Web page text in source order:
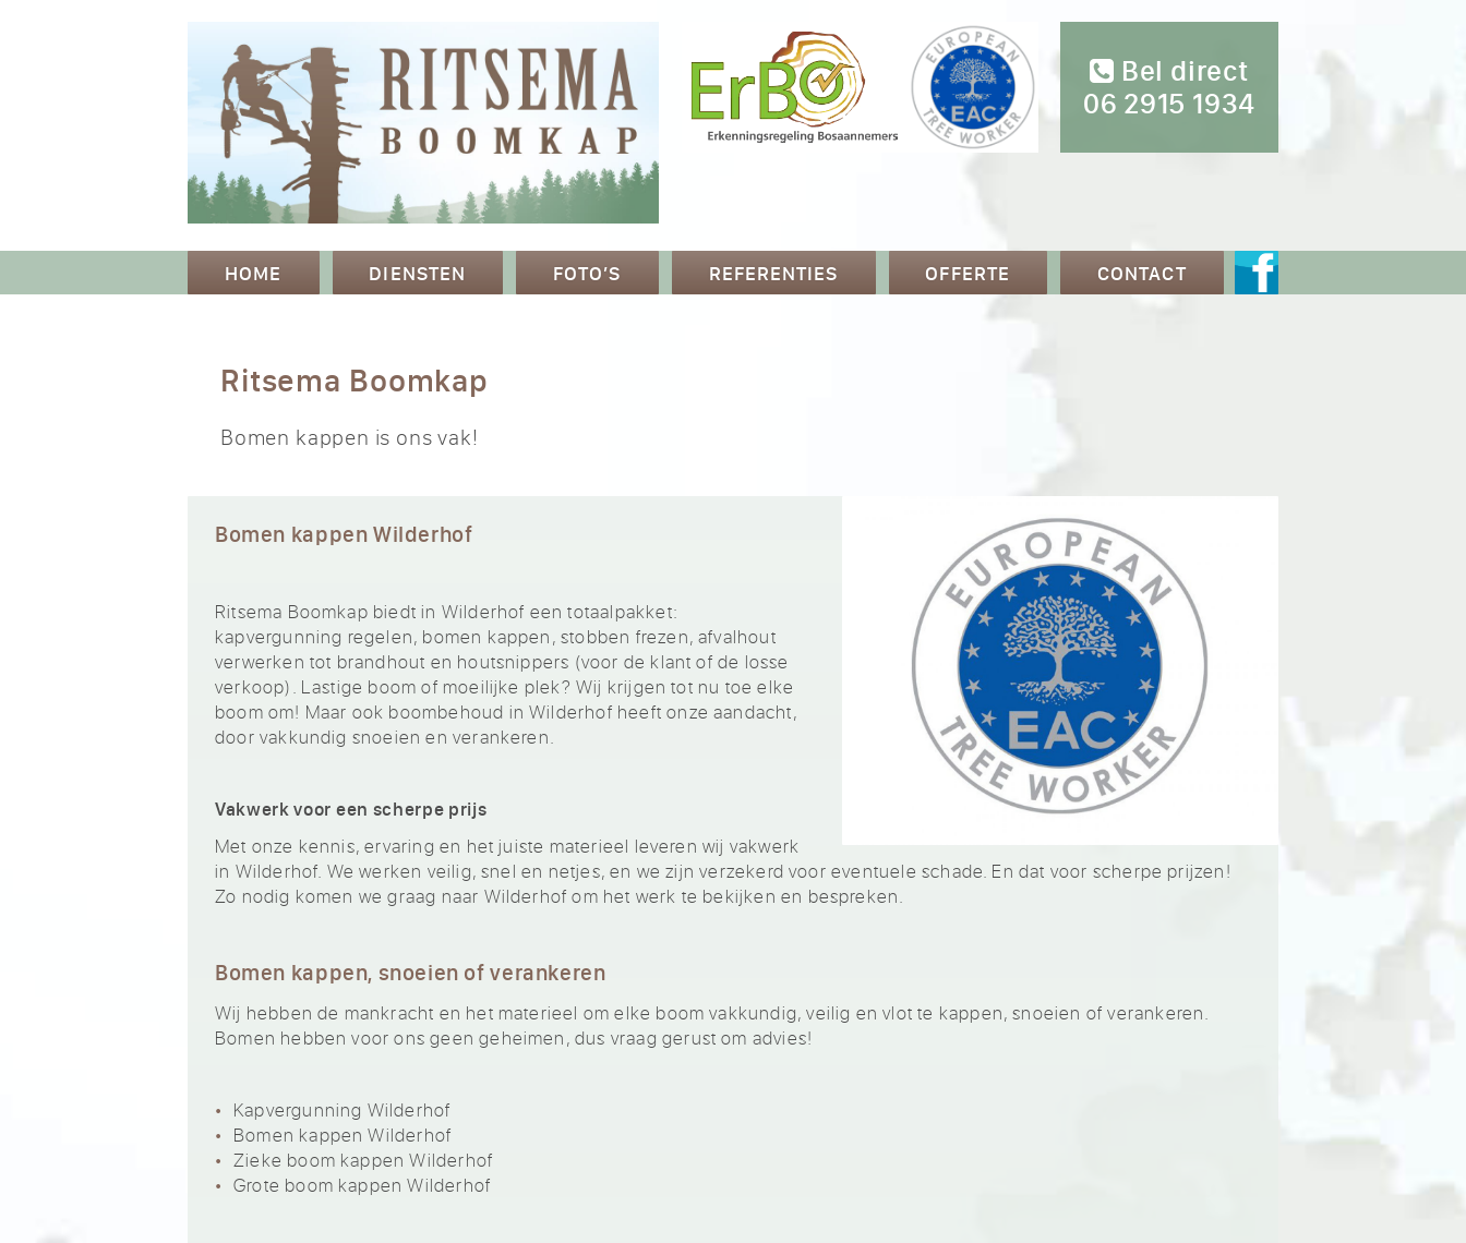
Bel direct
06 2915 1934
HOME DIENSTEN FOTO’S REFERENTIES OFFERTE CONTACT
Ritsema Boomkap
Bomen kappen is ons vak!
Bomen kappen Wilderhof
Ritsema Boomkap biedt in Wilderhof een totaalpakket:
kapvergunning regelen, bomen kappen, stobben frezen, afvalhout
verwerken tot brandhout en houtsnippers (voor de klant of de losse
verkoop). Lastige boom of moeilijke plek? Wij krijgen tot nu toe elke
boom om! Maar ook boombehoud in Wilderhof heeft onze aandacht,
door vakkundig snoeien en verankeren.
Vakwerk voor een scherpe prijs
Met onze kennis, ervaring en het juiste materieel leveren wij vakwerk
in Wilderhof. We werken veilig, snel en netjes, en we zijn verzekerd voor eventuele schade. En dat voor scherpe prijzen!
Zo nodig komen we graag naar Wilderhof om het werk te bekijken en bespreken.
Bomen kappen, snoeien of verankeren
Wij hebben de mankracht en het materieel om elke boom vakkundig, veilig en vlot te kappen, snoeien of verankeren.
Bomen hebben voor ons geen geheimen, dus vraag gerust om advies!
Kapvergunning Wilderhof
Bomen kappen Wilderhof
Zieke boom kappen Wilderhof
Grote boom kappen Wilderhof